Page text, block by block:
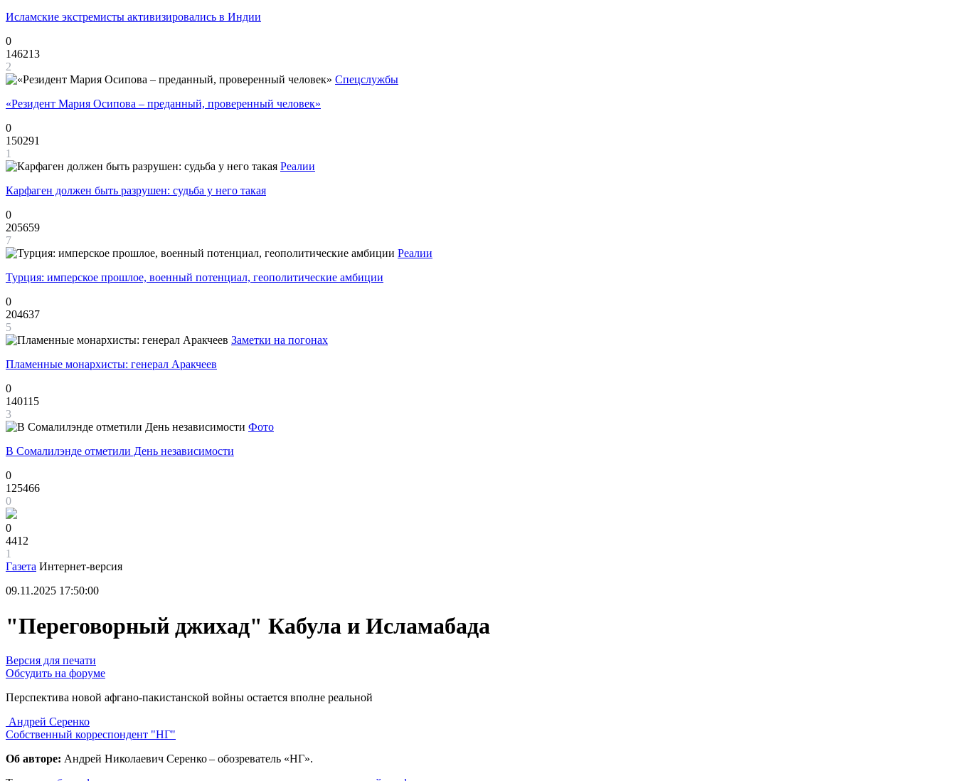
Исламские экстремисты активизировались в Индии
0
146213
2
Спецслужбы
«Резидент Мария Осипова – преданный, проверенный человек»
0
150291
1
Реалии
Карфаген должен быть разрушен: судьба у него такая
0
205659
7
Реалии
Турция: имперское прошлое, военный потенциал, геополитические амбиции
0
204637
5
Заметки на погонах
Пламенные монархисты: генерал Аракчеев
0
140115
3
Фото
В Сомалилэнде отметили День независимости
0
125466
0
0
4412
1
Газета Интернет-версия
09.11.2025 17:50:00
"Переговорный джихад" Кабула и Исламабада
Версия для печати
Обсудить на форуме
Перспектива новой афгано-пакистанской войны остается вполне реальной
Андрей Серенко
Собственный корреспондент "НГ"
Об авторе: Андрей Николаевич Серенко – обозреватель «НГ».